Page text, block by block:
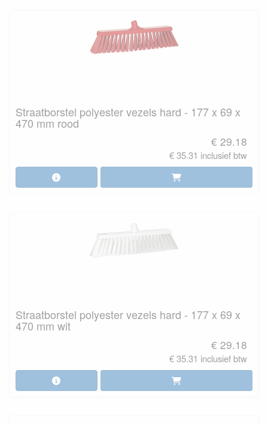
Straatborstel polyester vezels hard - 177 x 69 x
470 mm rood
€ 29.18
€ 35.31 inclusief btw
Straatborstel polyester vezels hard - 177 x 69 x
470 mm wit
€ 29.18
€ 35.31 inclusief btw